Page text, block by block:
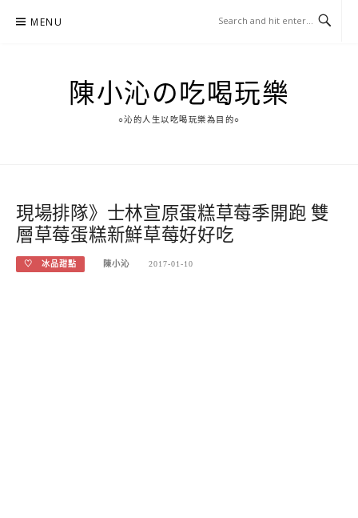
MENU
陳小沁の吃喝玩樂
○沁的人生以吃喝玩樂為目的○
現場排隊》士林宣原蛋糕草莓季開跑 雙
層草莓蛋糕新鮮草莓好好吃
♡ 冰品甜點 陳小沁 2017-01-10